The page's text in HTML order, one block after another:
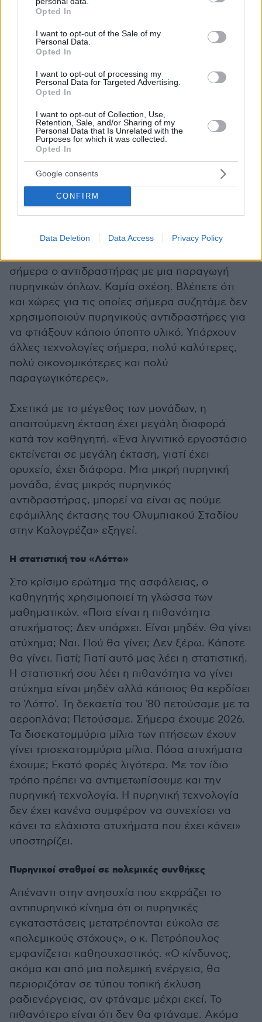
grant or deny consent to Google and its third-party tags to
use your data for below specified purposes in below Google
consent section.
Opted In
I want to opt-out of the Sale of my
Personal Data.
Opted In
I want to opt-out of processing my
Personal Data for Targeted Advertising.
Opted In
I want to opt-out of Collection, Use,
Retention, Sale, and/or Sharing of my
Personal Data that Is Unrelated with the
Purposes for which it was collected.
Opted In
Google consents
CONFIRM
Data Deletion Data Access Privacy Policy
Σταδίου
Ο κ. Πετρόπουλος διευκρινίζει πως η ειρηνική
χρήση της πυρηνικής ενέργειας είναι μια
καθαρά ενεργειακή επιλογή. «Επομένως, αν
λόγοι μπορεί και να εξεταστεί το ενδεχόμενο
εγκατάστασης. Όχι μόνο προφανώς στην
Ελλάδα, έχει εξεταστεί σε αρκετές χώρες της
Ευρώπης και βλέπουμε ότι η Γαλλία, η
Σλοβακία και τα λοιπά έχουν πολύ μεγάλα
ποσοστά πυρηνικής ενεργείας. Για ειρηνικούς
σκοπούς μιλάμε πάντοτε» σημειώνει και
«Να διευκρινίσω ότι δεν έχει καμία σχέση
σήμερα ο αντιδραστήρας με μια παραγωγή
πυρηνικών όπλων. Καμία σχέση. Βλέπετε ότι
και χώρες για τις οποίες σήμερα συζητάμε δεν
χρησιμοποιούν πυρηνικούς αντιδραστήρες για
να φτιάξουν κάποιο ύποπτο υλικό. Υπάρχουν
άλλες τεχνολογίες σήμερα, πολύ καλύτερες,
πολύ οικονομικότερες και πολύ
παραγωγικότερες».
Σχετικά με το μέγεθος των μονάδων, η
απαιτούμενη έκταση έχει μεγάλη διαφορά
κατά τον καθηγητή. «Ένα λιγνιτικό εργοστάσιο
εκτείνεται σε μεγάλη έκταση, γιατί έχει
ορυχείο, έχει διάφορα. Μια μικρή πυρηνική
μονάδα, ένας μικρός πυρηνικός
αντιδραστήρας, μπορεί να είναι ας πούμε
εφάμιλλης έκτασης του Ολυμπιακού Σταδίου
στην Καλογρέζα» εξηγεί.
Η στατιστική του «Λόττο»
Στο κρίσιμο ερώτημα της ασφάλειας, ο
καθηγητής χρησιμοποιεί τη γλώσσα των
μαθηματικών. «Ποια είναι η πιθανότητα
ατυχήματος; Δεν υπάρχει. Είναι μηδέν. Θα γίνει
ατύχημα; Ναι. Πού θα γίνει; Δεν ξέρω. Κάποτε
θα γίνει. Γιατί; Γιατί αυτό μας λέει η στατιστική.
Η στατιστική σου λέει η πιθανότητα να γίνει
ατύχημα είναι μηδέν αλλά κάποιος θα κερδίσει
το 'Λόττο'. Τη δεκαετία του '80 πετούσαμε με τα
αεροπλάνα; Πετούσαμε. Σήμερα έχουμε 2026.
Τα δισεκατομμύρια μίλια των πτήσεων έχουν
γίνει τρισεκατομμύρια μίλια. Πόσα ατυχήματα
έχουμε; Εκατό φορές λιγότερα. Με τον ίδιο
τρόπο πρέπει να αντιμετωπίσουμε και την
πυρηνική τεχνολογία. Η πυρηνική τεχνολογία
δεν έχει κανένα συμφέρον να συνεχίσει να
κάνει τα ελάχιστα ατυχήματα που έχει κάνει»
υποστηρίζει.
Πυρηνικοί σταθμοί σε πολεμικές συνθήκες
Απέναντι στην ανησυχία που εκφράζει το
αντιπυρηνικό κίνημα ότι οι πυρηνικές
εγκαταστάσεις μετατρέπονται εύκολα σε
«πολεμικούς στόχους», ο κ. Πετρόπουλος
εμφανίζεται καθησυχαστικός. «Ο κίνδυνος,
ακόμα και από μια πολεμική ενέργεια, θα
περιοριζόταν σε τύπου τοπική έκλυση
ραδιενέργειας, αν φτάναμε μέχρι εκεί. Το
πιθανότερο είναι ότι δεν θα φτάναμε. Ακόμα